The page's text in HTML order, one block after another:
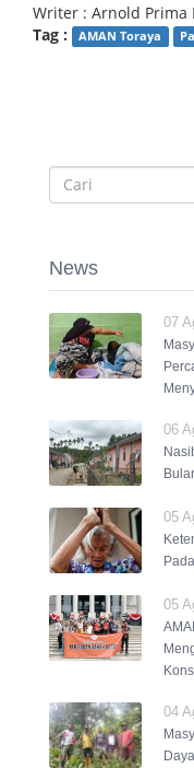
Writer : Arnold Prima
Tag :
AMAN Toraya
News
07
06
05
05
04